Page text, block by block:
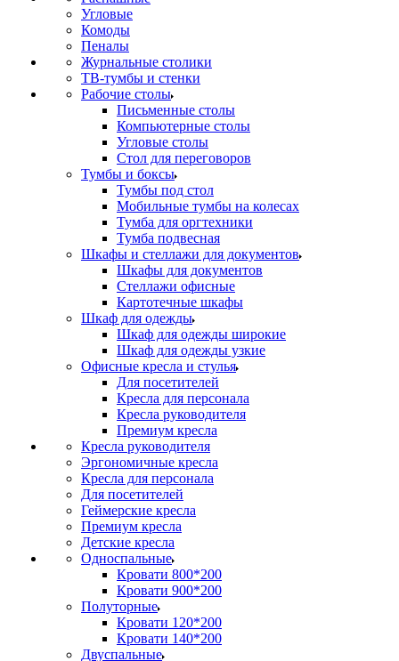
Угловые
Комоды
Пеналы
Журнальные столики
ТВ‑тумбы и стенки
Рабочие столы
Письменные столы
Компьютерные столы
Угловые столы
Стол для переговоров
Тумбы и боксы
Тумбы под стол
Мобильные тумбы на колесах
Тумба для оргтехники
Тумба подвесная
Шкафы и стеллажи для документов
Шкафы для документов
Стеллажи офисные
Картотечные шкафы
Шкаф для одежды
Шкаф для одежды широкие
Шкаф для одежды узкие
Офисные кресла и стулья
Для посетителей
Кресла для персонала
Кресла руководителя
Премиум кресла
Кресла руководителя
Эргономичные кресла
Кресла для персонала
Для посетителей
Геймерские кресла
Премиум кресла
Детские кресла
Односпальные
Кровати 800*200
Кровати 900*200
Полуторные
Кровати 120*200
Кровати 140*200
Двуспальные